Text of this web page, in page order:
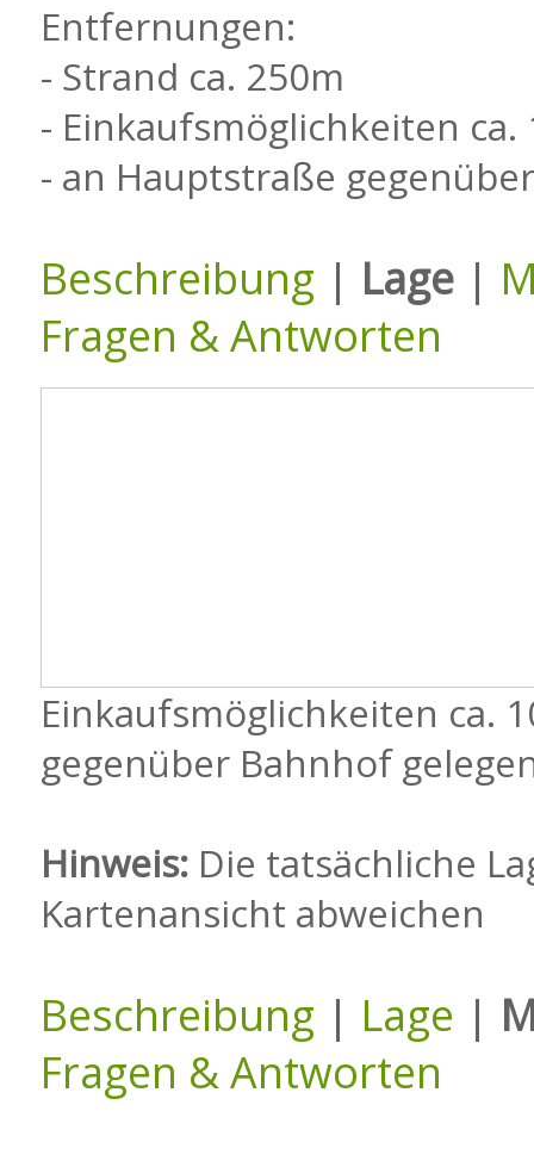
Entfernungen:
- Strand ca. 250m
- Einkaufsmöglichkeiten ca.
- an Hauptstraße
Beschreibung | Lage |
Fragen & Antworten
Einkaufsmöglichkeiten ca.
gegenüber Bahnhof
Hinweis: Die tatsächliche
Kartenansicht abweichen
Beschreibung | Lage |
Fragen & Antworten